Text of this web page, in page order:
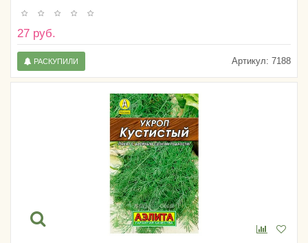
27 руб.
Артикул: 7188
РАСКУПИЛИ